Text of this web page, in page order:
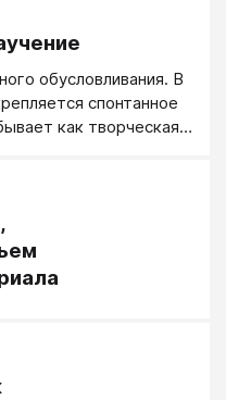
работы
в 1920-х годах,
оставлявшие
догадок
обусловливания. В
спонтанное
как творческая,